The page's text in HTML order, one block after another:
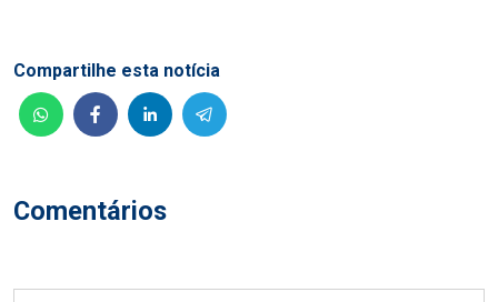
Comentários
Compartilhe esta notícia